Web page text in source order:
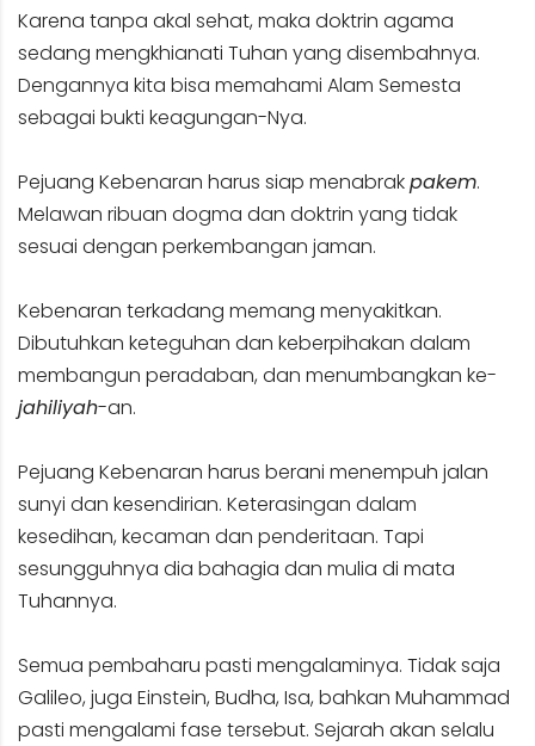
Karena tanpa akal sehat, maka doktrin agama
sedang mengkhianati Tuhan yang disembahnya.
Dengannya kita bisa memahami Alam Semesta
sebagai bukti keagungan-Nya.
Pejuang Kebenaran harus siap menabrakpakem.
Melawan ribuan dogma dan doktrin yang tidak
sesuai dengan perkembangan jaman.
Kebenaran terkadang memang menyakitkan.
Dibutuhkan keteguhan dan keberpihakan dalam
membangun peradaban, dan menumbangkan ke-
jahiliyah-an.
Pejuang Kebenaran harus berani menempuh jalan
sunyi dan kesendirian. Keterasingan dalam
kesedihan, kecaman dan penderitaan. Tapi
sesungguhnya dia bahagia dan mulia di mata
Tuhannya.
Semua pembaharu pasti mengalaminya. Tidak saja
Galileo, juga Einstein, Budha, Isa, bahkan Muhammad
pasti mengalami fase tersebut. Sejarah akan selalu